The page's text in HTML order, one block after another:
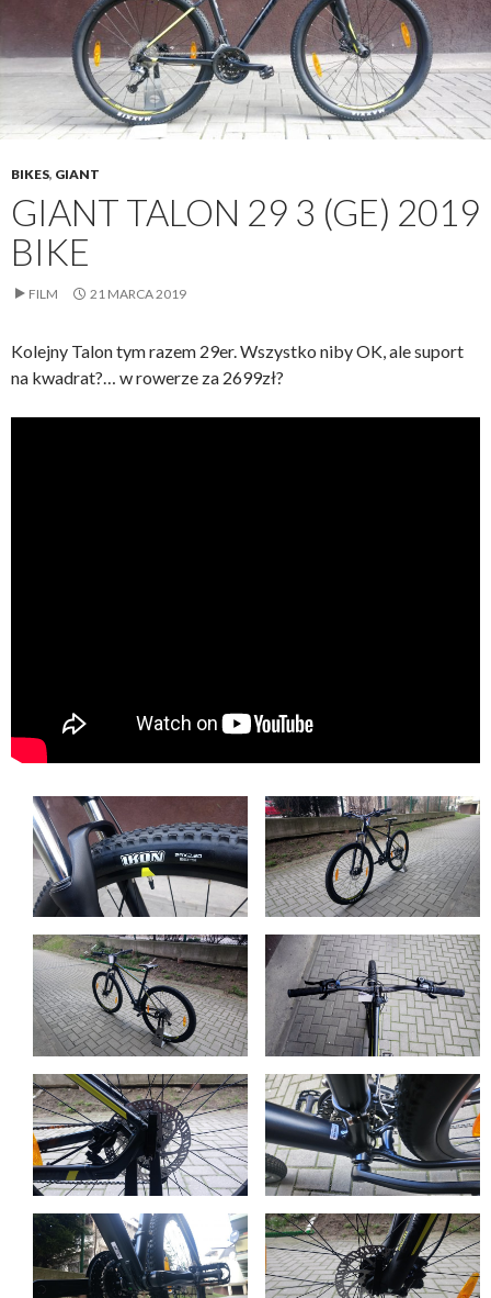
BIKES, GIANT
GIANT TALON 29 3 (GE) 2019
BIKE
FILM 21 MARCA 2019
Kolejny Talon tym razem 29er. Wszystko niby OK, ale suport
na kwadrat?… w rowerze za 2699zł?